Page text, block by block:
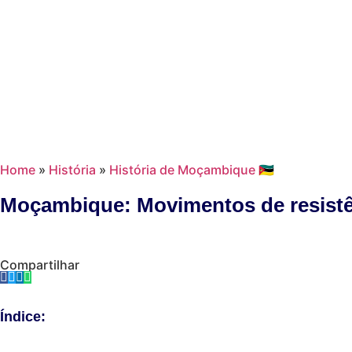
Home » História » História de Moçambique 🇲🇿
Moçambique: Movimentos de
Compartilhar
Índice: